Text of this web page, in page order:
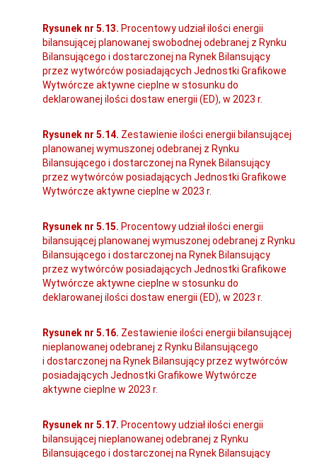
Rysunek nr 5.13. Procentowy udział ilości energii
bilansującej planowanej swobodnej odebranej z Rynku
Bilansującego i dostarczonej na Rynek Bilansujący
przez wytwórców posiadających Jednostki Grafikowe
Wytwórcze aktywne cieplne w stosunku do
deklarowanej ilości dostaw energii (ED), w 2023 r.
Rysunek nr 5.14. Zestawienie ilości energii bilansującej
planowanej wymuszonej odebranej z Rynku
Bilansującego i dostarczonej na Rynek Bilansujący
przez wytwórców posiadających Jednostki Grafikowe
Wytwórcze aktywne cieplne w 2023 r.
Rysunek nr 5.15. Procentowy udział ilości energii
bilansującej planowanej wymuszonej odebranej z Rynku
Bilansującego i dostarczonej na Rynek Bilansujący
przez wytwórców posiadających Jednostki Grafikowe
Wytwórcze aktywne cieplne w stosunku do
deklarowanej ilości dostaw energii (ED), w 2023 r.
Rysunek nr 5.16. Zestawienie ilości energii bilansującej
nieplanowanej odebranej z Rynku Bilansującego
i dostarczonej na Rynek Bilansujący przez wytwórców
posiadających Jednostki Grafikowe Wytwórcze
aktywne cieplne w 2023 r.
Rysunek nr 5.17. Procentowy udział ilości energii
bilansującej nieplanowanej odebranej z Rynku
Bilansującego i dostarczonej na Rynek Bilansujący